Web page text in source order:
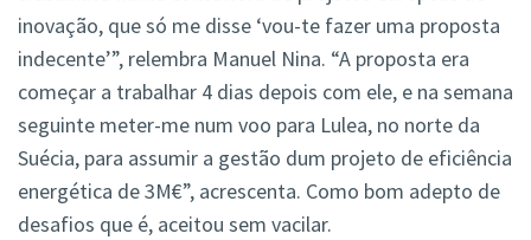
inovação, que só me disse ‘vou-te fazer uma proposta
indecente’”, relembra Manuel Nina. “A proposta era
começar a trabalhar 4 dias depois com ele, e na semana
seguinte meter-me num voo para Lulea, no norte da
Suécia, para assumir a gestão dum projeto de eficiência
energética de 3M€”, acrescenta. Como bom adepto de
desafios que é, aceitou sem vacilar.